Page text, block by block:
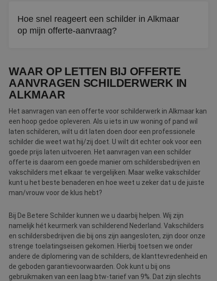
met een offerte.
Hoe snel reageert een schilder in Alkmaar
op mijn offerte-aanvraag?
bemiddelaar voor u aan de slag.
WAAR OP LETTEN BIJ OFFERTE
AANVRAGEN SCHILDERWERK IN
ALKMAAR
Het aanvragen van een offerte voor schilderwerk in Alkmaar kan
een hoop gedoe opleveren. Als u iets in uw woning of pand wil
laten schilderen, wilt u dit laten doen door een professionele
schilder die weet wat hij/zij doet. U wilt dit echter ook voor een
goede prijs laten uitvoeren. Het aanvragen van een schilder
offerte is daarom een goede manier om schildersbedrijven en
vakschilders met elkaar te vergelijken. Maar welke vakschilder
kunt u het beste benaderen en hoe weet u zeker dat u de juiste
man/vrouw voor de klus hebt?
Bij De Betere Schilder kunnen we u daarbij helpen. Wij zijn
namelijk hét keurmerk van schilderend Nederland. Vakschilders
en schildersbedrijven die bij ons zijn aangesloten, zijn door onze
strenge toelatingseisen gekomen. Hierbij toetsen we onder
andere de diplomering van de schilders, de klanttevredenheid en
de geboden garantievoorwaarden. Ook kunt u bij ons
gebruikmaken van een laag btw-tarief van 9%. Dat zijn slechts